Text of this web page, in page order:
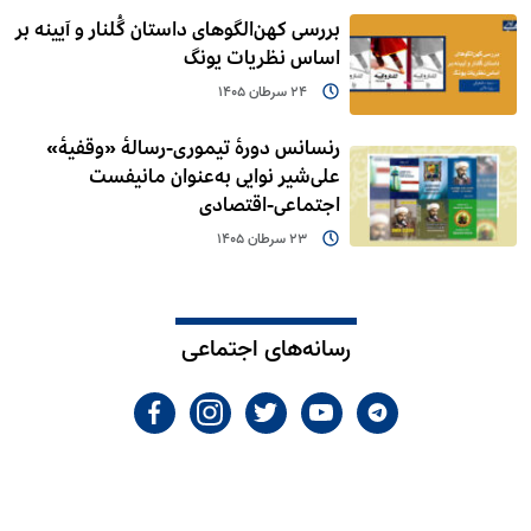
بررسی کهن‌الگوهای داستان گُلنار و آیینه بر
اساس نظریات یونگ
24 سرطان 1405
رنسانس دورۀ تیموری-رسالۀ «وقفیۀ»
علی‌شیر نوایی به‌عنوان مانیفست
اجتماعی-اقتصادی
23 سرطان 1405
رسانه‌های اجتماعی